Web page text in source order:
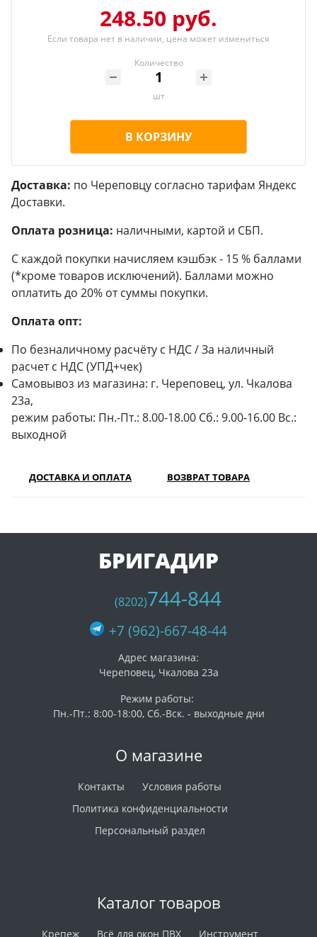
248.50 руб.
Если товара нет в наличии, цена может измениться
Количество
шт
В КОРЗИНУ
Доставка: по Череповцу согласно тарифам Яндекс
Доставки.
Оплата розница: наличными, картой и СБП.
С каждой покупки начисляем кэшбэк - 15 % баллами
(*кроме товаров исключений). Баллами можно
оплатить до 20% от суммы покупки.
Оплата опт:
По безналичному расчёту с НДС / За наличный
расчет с НДС (УПД+чек)
Самовывоз из магазина: г. Череповец, ул. Чкалова
23а,
режим работы: Пн.-Пт.: 8.00-18.00 Сб.: 9.00-16.00 Вс.:
выходной
ДОСТАВКА И ОПЛАТА ВОЗВРАТ ТОВАРА
О магазине
Контакты
Условия работы
Политика конфиденциальности
Персональный раздел
Каталог товаров
Крепеж Всё для окон ПВХ Инструмент
БРИГАДИР
(8202)744-844
+7 (962)-667-48-44
Адрес магазина:
Череповец, Чкалова 23а
Режим работы:
Пн.-Пт.: 8:00-18:00, Сб.-Вск. - выходные дни